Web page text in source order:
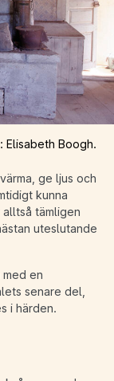
Elisabeth Boogh.
ge ljus och
kunna
tämligen
uteslutande
med en
senare del,
i härden.